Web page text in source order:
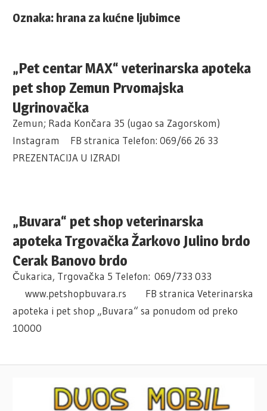
Oznaka: hrana za kućne ljubimce
„Pet centar MAX“ veterinarska apoteka
pet shop Zemun Prvomajska
Ugrinovačka
Zemun; Rada Končara 35 (ugao sa Zagorskom)
Instagram FB stranica Telefon: 069/66 26 33
PREZENTACIJA U IZRADI
„Buvara“ pet shop veterinarska
apoteka Trgovačka Žarkovo Julino brdo
Cerak Banovo brdo
Čukarica, Trgovačka 5 Telefon: 069/733 033
www.petshopbuvara.rs FB stranica Veterinarska
apoteka i pet shop „Buvara“ sa ponudom od preko
10000